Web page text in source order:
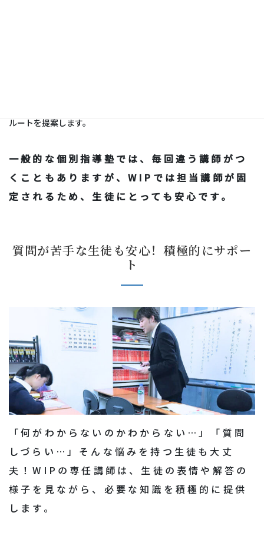
ルートを提案します。
一般的な個別指導塾では、毎回違う講師がつ
くこともありますが、WIPでは担当講師が固
定されるため、生徒にとっても安心です。
質問が苦手な生徒も安心！積極的にサポー
ト
「何がわからないのかわからない…」「質問
しづらい…」そんな悩みを持つ生徒も大丈
夫！WIPの専任講師は、生徒の表情や解答の
様子を見ながら、必要な知識を積極的に提供
します。